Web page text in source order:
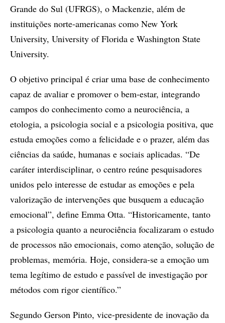
Grande do Sul (UFRGS), o Mackenzie, além de
instituições norte-americanas como New York
University, University of Florida e Washington State
University.
O objetivo principal é criar uma base de conhecimento
capaz de avaliar e promover o bem-estar, integrando
campos do conhecimento como a neurociência, a
etologia, a psicologia social e a psicologia positiva, que
estuda emoções como a felicidade e o prazer, além das
ciências da saúde, humanas e sociais aplicadas. “De
caráter interdisciplinar, o centro reúne pesquisadores
unidos pelo interesse de estudar as emoções e pela
valorização de intervenções que busquem a educação
emocional”, define Emma Otta. “Historicamente, tanto
a psicologia quanto a neurociência focalizaram o estudo
de processos não emocionais, como atenção, solução de
problemas, memória. Hoje, considera-se a emoção um
tema legítimo de estudo e passível de investigação por
métodos com rigor científico.”
Segundo Gerson Pinto, vice-presidente de inovação da